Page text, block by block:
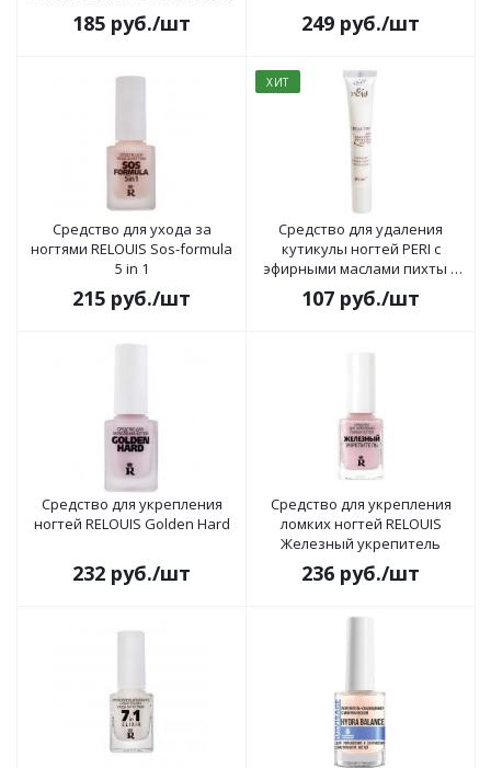
9г
185 руб./шт 249 руб./шт
Средство для ухода за
ногтями RELOUIS Sos-formula
5 in 1
215 руб./шт
ХИТ
Средство для удаления
кутикулы ногтей PERI с
эфирными маслами пихты и
чайного дерева 20 мл
107 руб./шт
Средство для укрепления
ногтей RELOUIS Golden Hard
232 руб./шт
Средство для укрепления
ломких ногтей RELOUIS
Железный укрепитель
236 руб./шт